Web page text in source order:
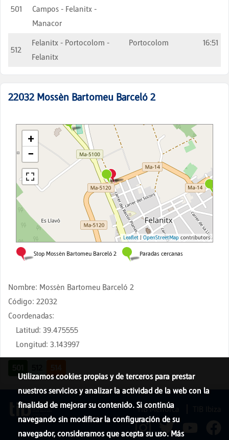
501
Campos - Felanitx -
Manacor
512
Felanitx - Portocolom -
Felanitx
Portocolom 16:51
22032 Mossèn Bartomeu Barceló 2
Nombre: Mossèn Bartomeu Barceló 2
Código: 22032
Coordenadas:
Latitud: 39.475555
Longitud: 3.143997
Utilizamos cookies propias y de terceros para prestar
nuestros servicios y analizar la actividad de la web con la
finalidad de mejorar su contenido. Si continúa
navegando sin modificar la configuración de su
navegador, consideramos que acepta su uso. Más
TIB Menorca